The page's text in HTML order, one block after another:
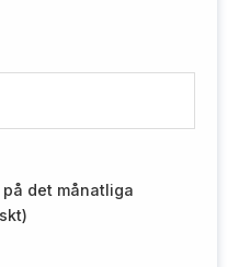
det månatliga